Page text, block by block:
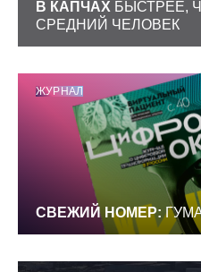
В КАПЧАХ БЫСТРЕЕ,
СРЕДНИЙ ЧЕЛОВЕК
ЖУРНАЛ
СВЕЖИЙ НОМЕР: